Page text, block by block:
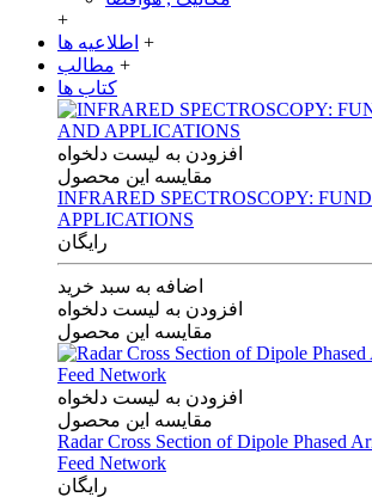
+
اطلاعیه ها +
مطالب +
کتاب ها
افزودن به لیست دلخواه
مقایسه این محصول
INFRARED SPECTROSCOPY:
APPLICATIONS
رایگان
اضافه به سبد خرید
افزودن به لیست دلخواه
مقایسه این محصول
افزودن به لیست دلخواه
مقایسه این محصول
Radar Cross Section of Dipole Phased
Feed Network
رایگان